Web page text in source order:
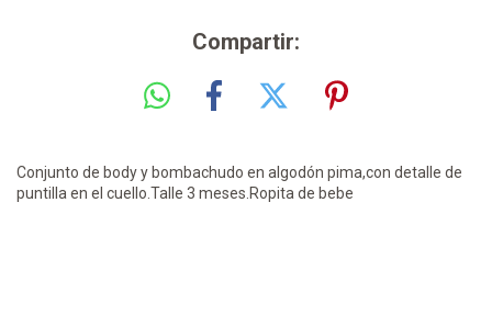
Compartir:
Conjunto de body y bombachudo en algodón pima,con detalle de
puntilla en el cuello.Talle 3 meses.Ropita de bebe